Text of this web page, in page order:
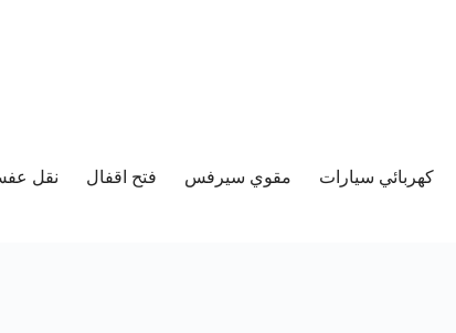
كهربائي سيارات مقوي سيرفس فتح اقفال نقل